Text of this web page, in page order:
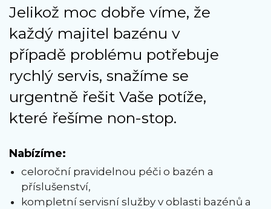
Jelikož moc dobře víme, že
každý majitel bazénu v
případě problému potřebuje
rychlý servis, snažíme se
urgentně řešit Vaše potíže,
které řešíme non-stop.
Nabízíme:
celoroční pravidelnou péči o bazén a
příslušenství,
kompletní servisní služby v oblasti bazénů a